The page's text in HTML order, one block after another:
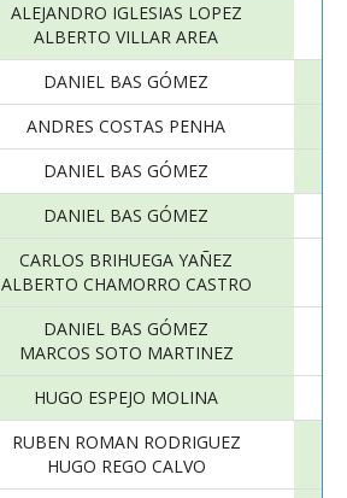
ALEJANDRO IGLESIAS LOPEZ
ALBERTO VILLAR AREA
DANIEL BAS GÓMEZ
ANDRES COSTAS PENHA
DANIEL BAS GÓMEZ
DANIEL BAS GÓMEZ
CARLOS BRIHUEGA YAÑEZ
ALBERTO CHAMORRO CASTRO
DANIEL BAS GÓMEZ
MARCOS SOTO MARTINEZ
HUGO ESPEJO MOLINA
RUBEN ROMAN RODRIGUEZ
HUGO REGO CALVO